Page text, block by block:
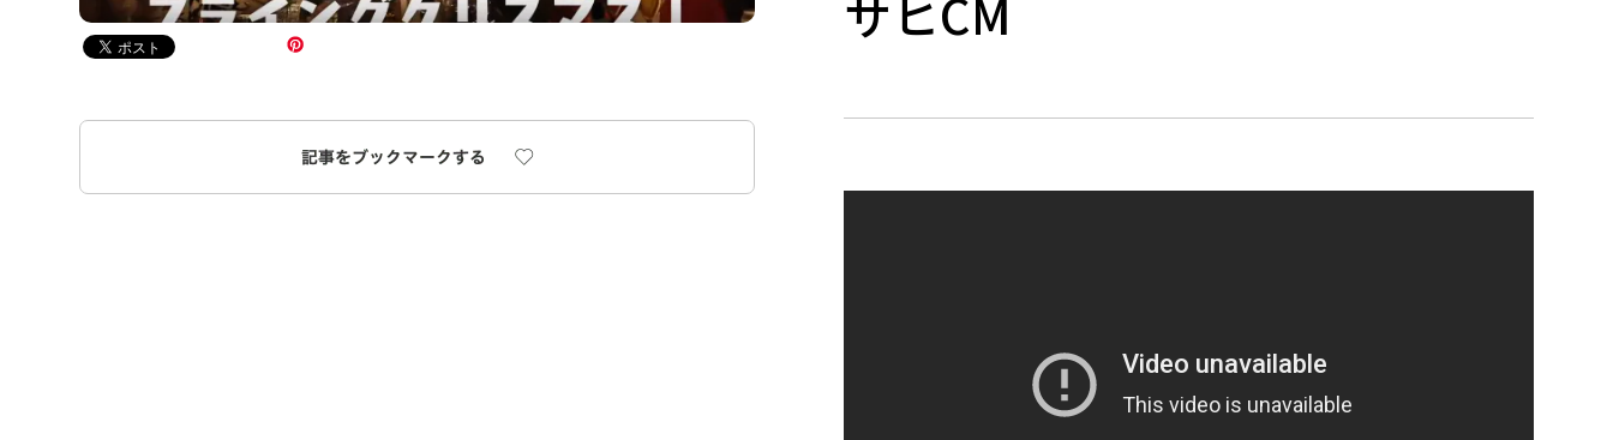
サヒCM